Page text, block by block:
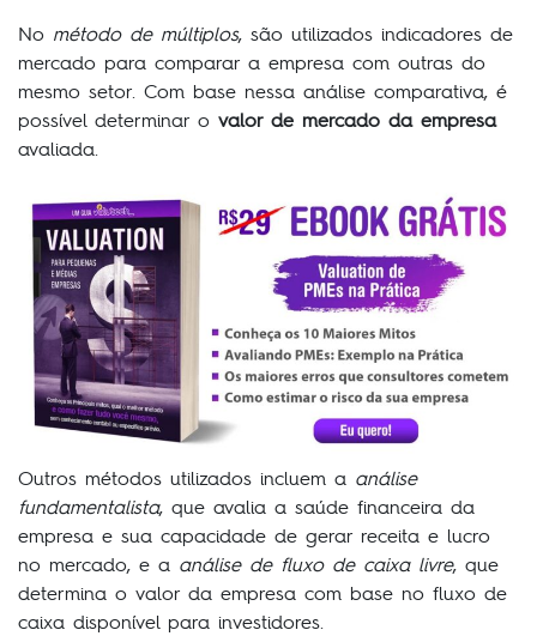
No método de múltiplos, são utilizados indicadores de
mercado para comparar a empresa com outras do
mesmo setor. Com base nessa análise comparativa, é
possível determinar o valor de mercado da empresa
avaliada.
Outros métodos utilizados incluem a análise
fundamentalista, que avalia a saúde financeira da
empresa e sua capacidade de gerar receita e lucro
no mercado, e a análise de fluxo de caixa livre, que
determina o valor da empresa com base no fluxo de
caixa disponível para investidores.